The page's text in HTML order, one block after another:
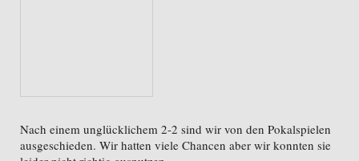
Nach einem unglücklichem 2-2 sind wir von den Pokalspielen
ausgeschieden. Wir hatten viele Chancen aber wir konnten sie